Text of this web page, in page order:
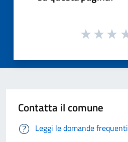
Contatta il comune
Leggi le domande frequenti